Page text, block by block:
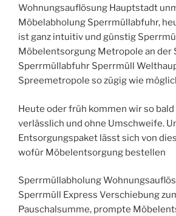
Wohnungsauflösung Hauptstadt
Möbelabholung Sperrmüllabfuhr,
ist ganz intuitiv und günstig
Möbelentsorgung Metropole an der
Sperrmüllabfuhr Sperrmüll
Spreemetropole so zügig wie
Heute oder früh kommen wir so
verlässlich und ohne Umschweife.
Entsorgungspaket lässt sich von
wofür Möbelentsorgung bestellen
Sperrmüllabholung
Sperrmüll Express Verschiebung
Pauschalsumme, prompte